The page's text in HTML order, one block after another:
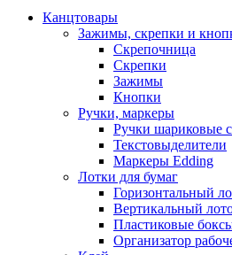
Канцтовары
Зажимы, скрепки и
Скрепочница
Скрепки
Зажимы
Кнопки
Ручки, маркеры
Ручки шариковые
Текстовыделители
Маркеры Edding
Лотки для бумаг
Горизонтальный
Вертикальный
Пластиковые
Организатор